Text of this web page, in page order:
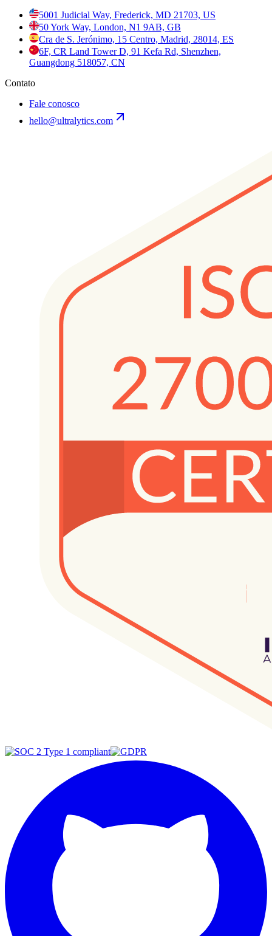
5001 Judicial Way, Frederick, MD 21703, US
50 York Way, London, N1 9AB, GB
Cra de S. Jerónimo, 15 Centro, Madrid, 28014, ES
6F, CR Land Tower D, 91 Kefa Rd, Shenzhen,
Guangdong 518057, CN
Contato
Fale conosco
hello@ultralytics.com